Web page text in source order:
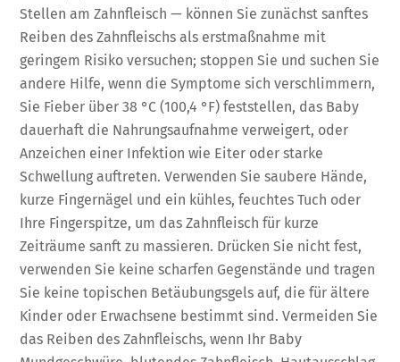
Stellen am Zahnfleisch — können Sie zunächst sanftes
Reiben des Zahnfleischs als erstmaßnahme mit
geringem Risiko versuchen; stoppen Sie und suchen Sie
andere Hilfe, wenn die Symptome sich verschlimmern,
Sie Fieber über 38 °C (100,4 °F) feststellen, das Baby
dauerhaft die Nahrungsaufnahme verweigert, oder
Anzeichen einer Infektion wie Eiter oder starke
Schwellung auftreten. Verwenden Sie saubere Hände,
kurze Fingernägel und ein kühles, feuchtes Tuch oder
Ihre Fingerspitze, um das Zahnfleisch für kurze
Zeiträume sanft zu massieren. Drücken Sie nicht fest,
verwenden Sie keine scharfen Gegenstände und tragen
Sie keine topischen Betäubungsgels auf, die für ältere
Kinder oder Erwachsene bestimmt sind. Vermeiden Sie
das Reiben des Zahnfleischs, wenn Ihr Baby